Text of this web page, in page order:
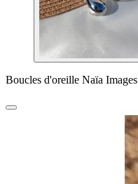
Boucles d'oreille Naïa Images